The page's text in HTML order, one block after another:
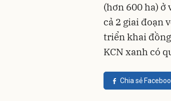
(hơn 600 ha)
cả 2 giai đoạn
triển khai
KCN xanh có
Chia sẻ